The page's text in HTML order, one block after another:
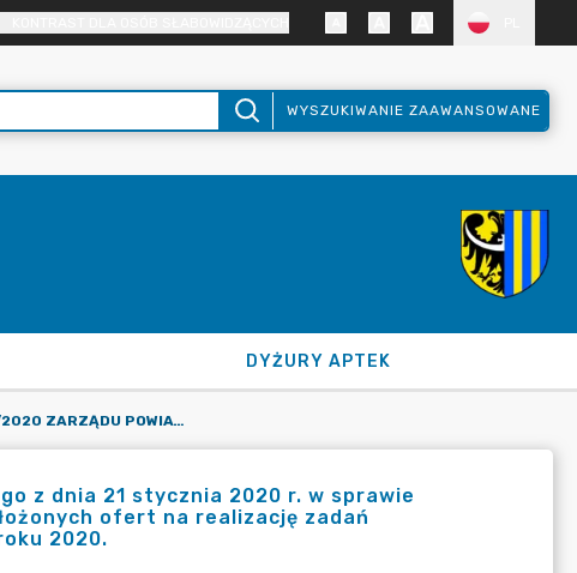
WYSZUKIWANIE ZAAWANSOWANE
DYŻURY APTEK
UCHWAŁA NR 136/2020 ZARZĄDU POWIATU ZGORZELECKIEGO Z DNIA 21 STYCZNIA 2020 R. W SPRAWIE POWOŁANIA KOMISJI KONKURSOWEJ W CELU OPINIOWANIA ZŁOŻONYCH OFERT NA REALIZACJĘ ZADAŃ PUBLICZNYCH W RAMACH OTWARTEGO KONKURSU OFERT W ROKU 2020.
z dnia 21 stycznia 2020 r. w sprawie
ofert na realizację zadań
2020.